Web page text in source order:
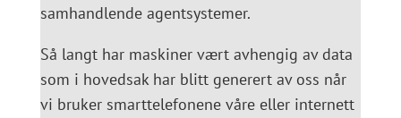
samhandlende agentsystemer.
Så langt har maskiner vært avhengig av data
som i hovedsak har blitt generert av oss når
vi bruker smarttelefonene våre eller internett